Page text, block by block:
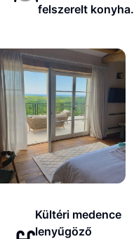
felszerelt konyha.
Kültéri medence
lenyűgöző